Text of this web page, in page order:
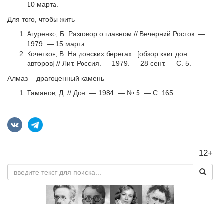
10 марта.
Для того, чтобы жить
Агуренко, Б. Разговор о главном // Вечерний Ростов. —
1979. — 15 марта.
Кочетков, В. На донских берегах : [обзор книг дон.
авторов] // Лит. Россия. — 1979. — 28 сент. — С. 5.
Алмаз— драгоценный камень
Таманов, Д. // Дон. — 1984. — № 5. — С. 165.
12+